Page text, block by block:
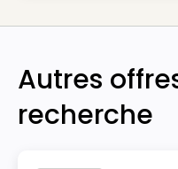
Autres
recherche